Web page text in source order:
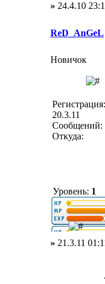
» 24.4.10
ReD_AnGeL
Новичок
Регистрация:
20.3.11
Сообщений:
Откуда:
Уровень: 1
» 21.3.11